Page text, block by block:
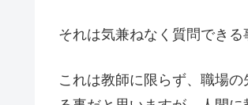
それは気兼ねなく質問できる
これは教師に限らず、職場